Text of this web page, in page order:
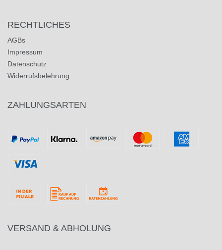
RECHTLICHES
AGBs
Impressum
Datenschutz
Widerrufsbelehrung
ZAHLUNGSARTEN
VERSAND & ABHOLUNG